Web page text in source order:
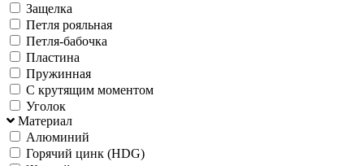
Защелка
Петля рояльная
Петля-бабочка
Пластина
Пружинная
С крутящим моментом
Уголок
Материал
Алюминий
Горячий цинк (HDG)